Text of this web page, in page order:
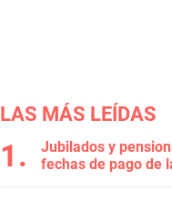
LAS MÁS LEÍDAS
Jubilados y
fechas de pago de